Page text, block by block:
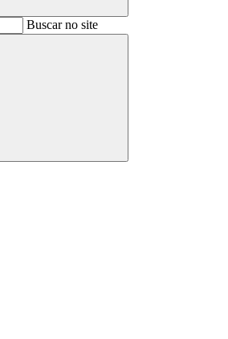
BuscarBuscar no site
Buscar